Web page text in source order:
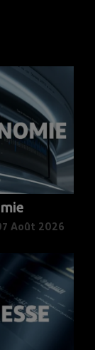
Août 2026